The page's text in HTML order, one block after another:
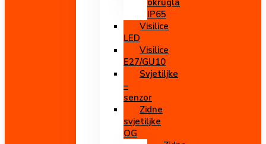
okrugla
IP65
Visilice
LED
Visilice
E27/GU10
Svjetiljke
–
senzor
Zidne
svjetiljke
OG